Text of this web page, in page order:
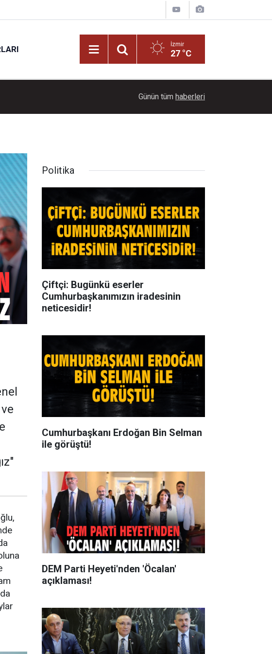
İzmir
27 °C
Başkan İlkay Çiçek tutuklandı!
Günün tüm haberleri
Politika
Çiftçi: Bugünkü eserler
Cumhurbaşkanımızın iradesinin
neticesidir!
Cumhurbaşkanı Erdoğan Bin Selman
ile görüştü!
DEM Parti Heyeti'nden 'Öcalan'
açıklaması!